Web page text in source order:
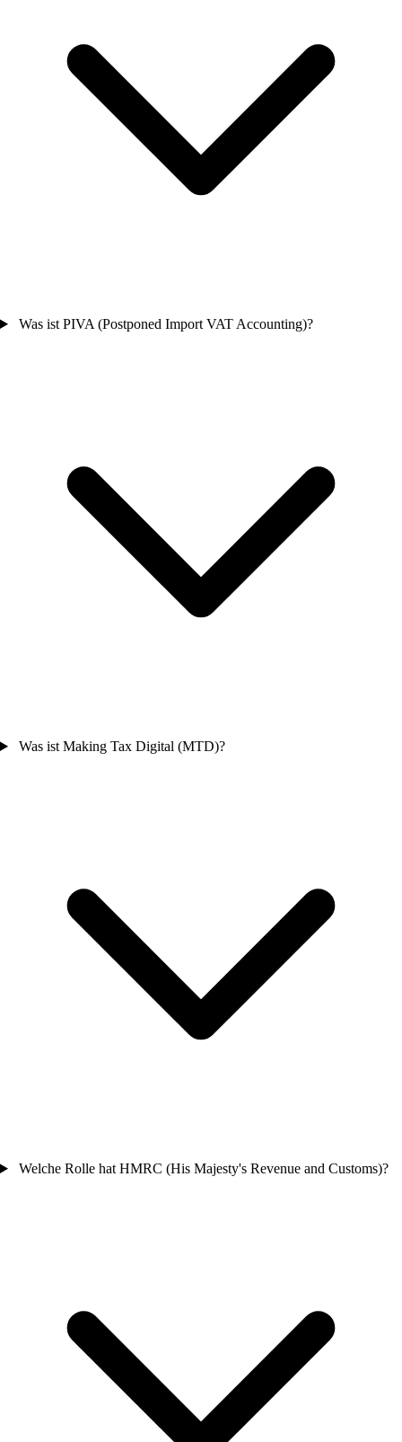
Was ist PIVA (Postponed Import VAT Accounting)?
Was ist Making Tax Digital (MTD)?
Welche Rolle hat HMRC (His Majesty's Revenue and Customs)?